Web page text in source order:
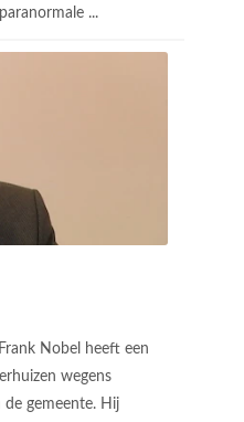
...
Frank Nobel heeft een
wegens
gemeente. Hij